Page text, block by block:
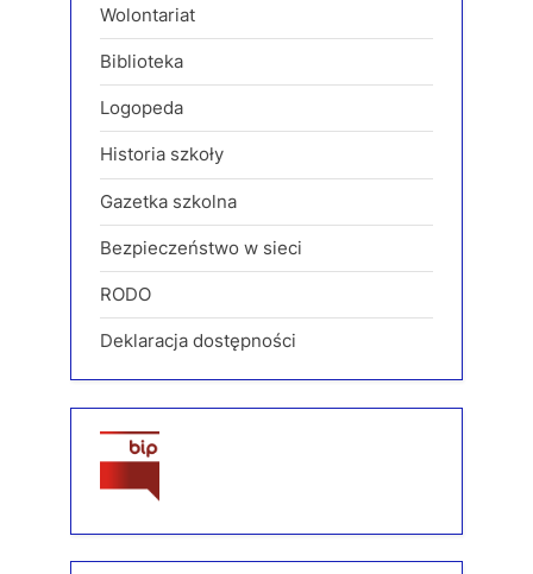
Wolontariat
Biblioteka
Logopeda
Historia szkoły
Gazetka szkolna
Bezpieczeństwo w sieci
RODO
Deklaracja dostępności